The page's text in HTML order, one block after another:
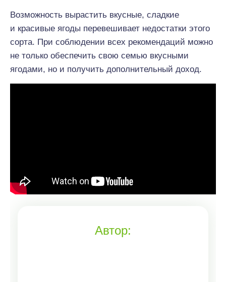
Возможность вырастить вкусные, сладкие
и красивые ягоды перевешивает недостатки этого
сорта. При соблюдении всех рекомендаций можно
не только обеспечить свою семью вкусными
ягодами, но и получить дополнительный доход.
Автор: